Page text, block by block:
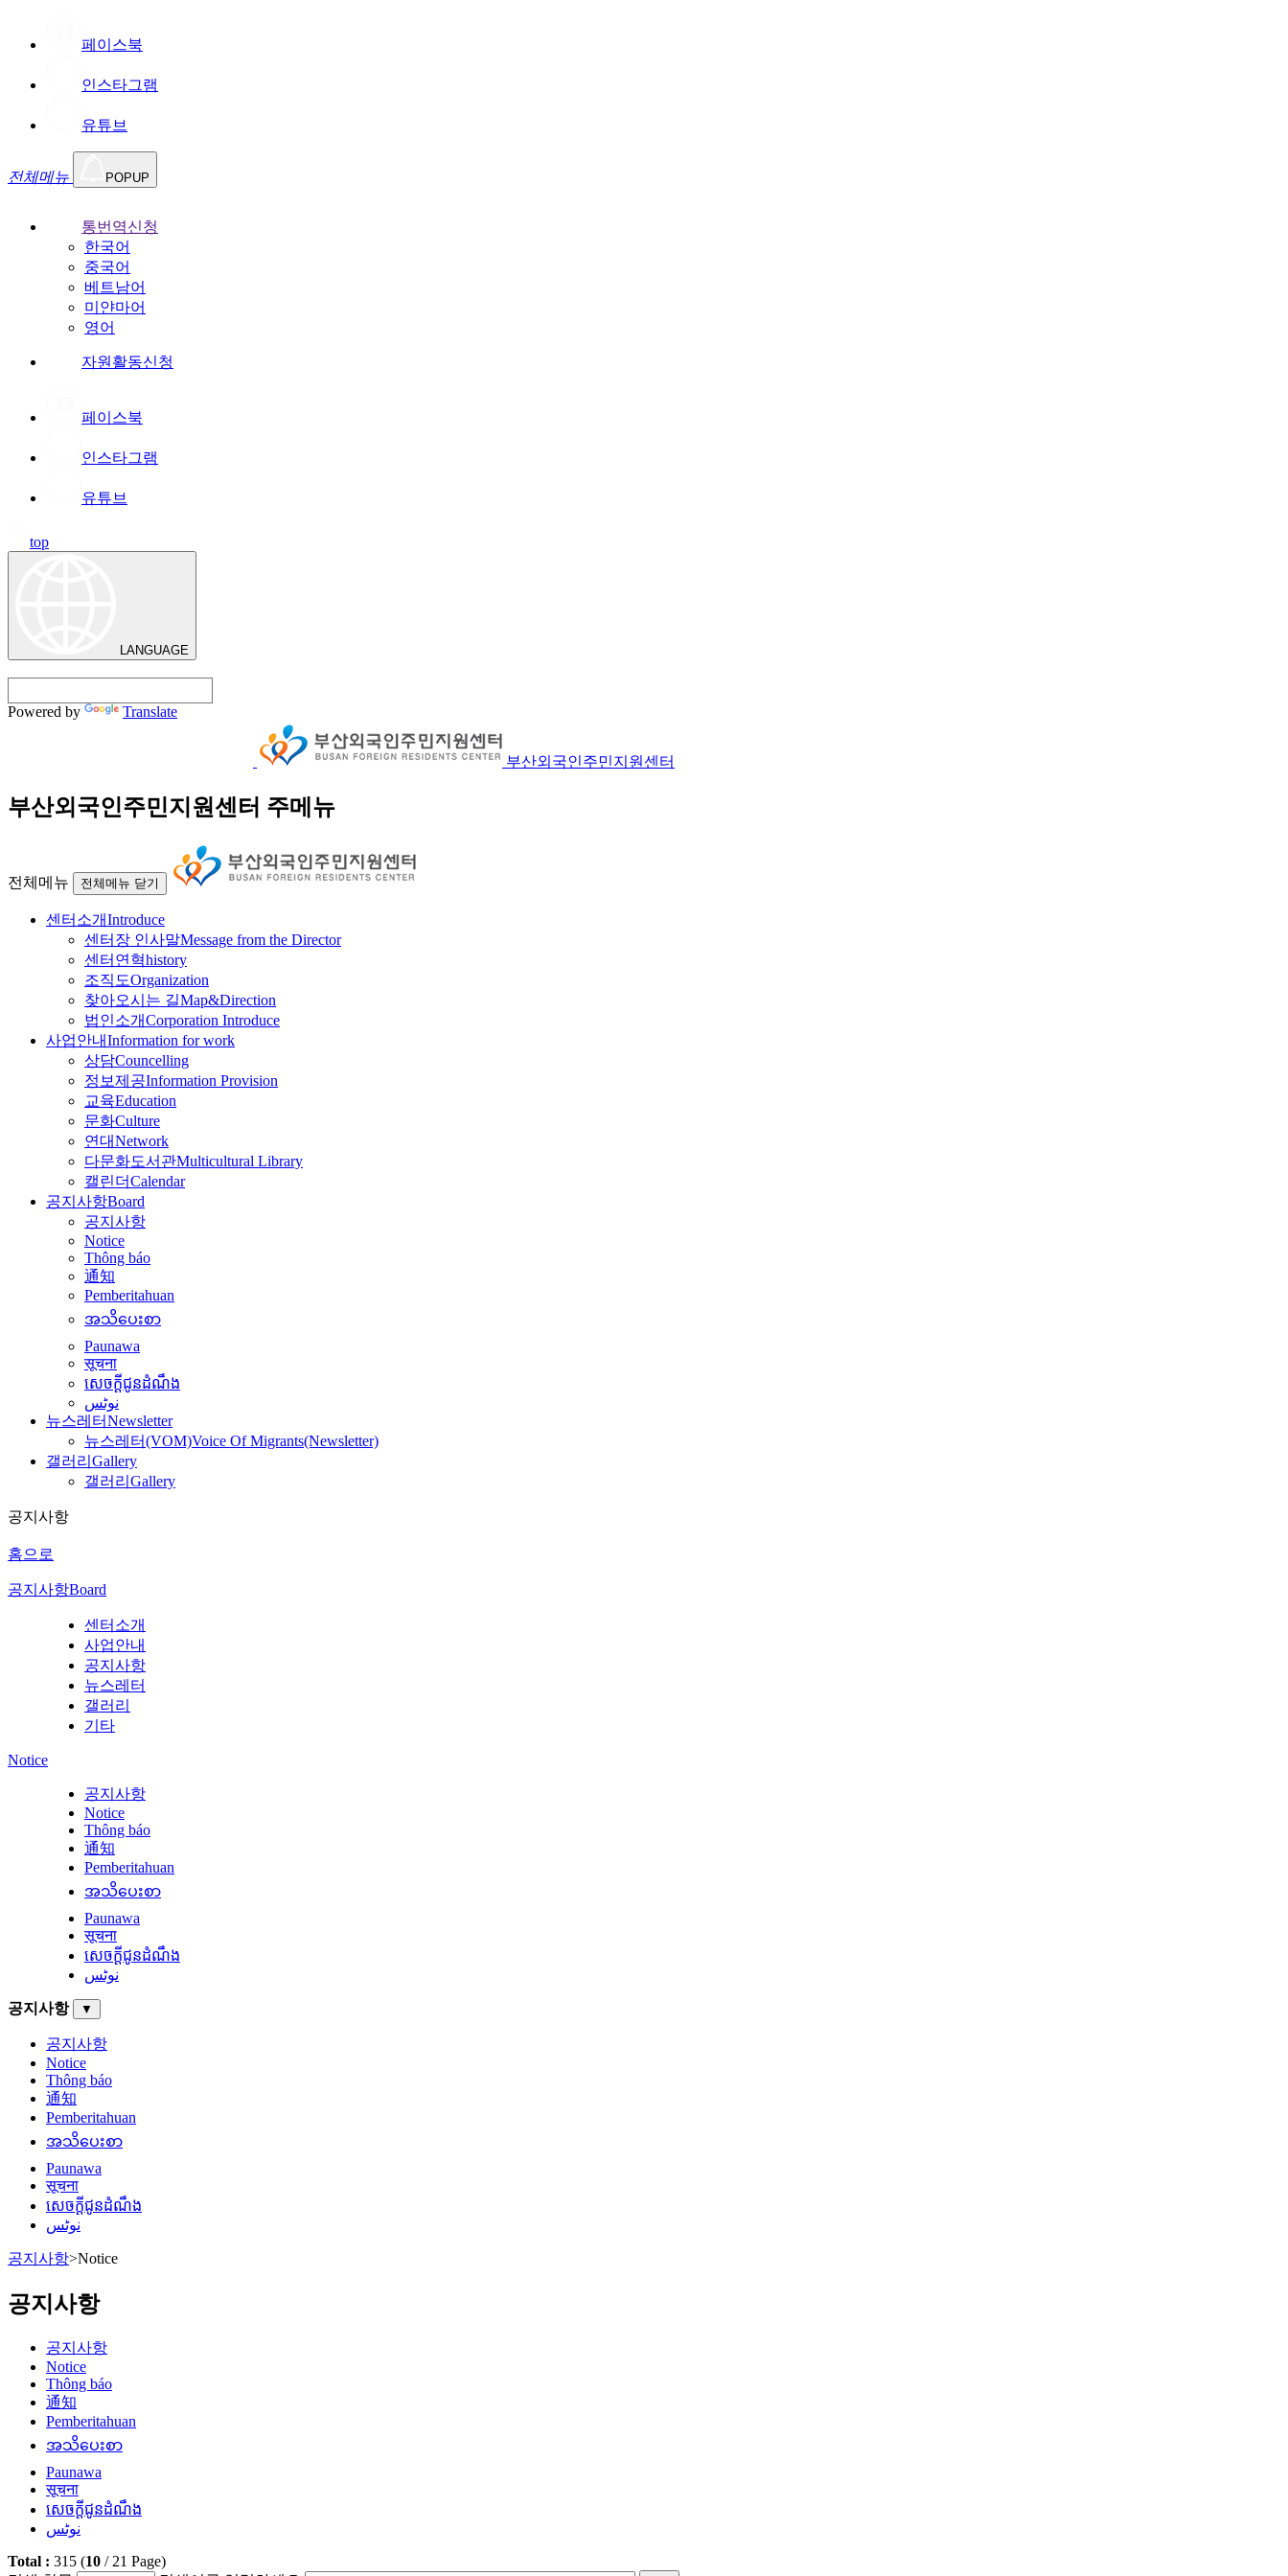
페이스북
인스타그램
유튜브
전체메뉴 POPUP
통번역신청
한국어
중국어
베트남어
미얀마어
영어
자원활동신청
페이스북
인스타그램
유튜브
top
LANGUAGE
Powered by Translate
부산외국인주민지원센터
부산외국인주민지원센터 주메뉴
전체메뉴 전체메뉴 닫기
센터소개Introduce
센터장 인사말Message from the Director
센터연혁history
조직도Organization
찾아오시는 길Map&Direction
법인소개Corporation Introduce
사업안내Information for work
상담Councelling
정보제공Information Provision
교육Education
문화Culture
연대Network
다문화도서관Multicultural Library
캘린더Calendar
공지사항Board
공지사항
Notice
Thông báo
通知
Pemberitahuan
အသိပေးစာ
Paunawa
सूचना
សេចក្តីជូនដំណឹង
نوٹس
뉴스레터Newsletter
뉴스레터(VOM)Voice Of Migrants(Newsletter)
갤러리 Gallery
갤러리 Gallery
공지사항
홈으로
공지사항Board
센터소개
사업안내
공지사항
뉴스레터
갤러리
기타
Notice
공지사항
Notice
Thông báo
通知
Pemberitahuan
အသိပေးစာ
Paunawa
सूचना
សេចក្តីជូនដំណឹង
نوٹس
공지사항 ▼
공지사항
Notice
Thông báo
通知
Pemberitahuan
အသိပေးစာ
Paunawa
सूचना
សេចក្តីជូនដំណឹង
نوٹس
공지사항>Notice
공지사항
공지사항
Notice
Thông báo
通知
Pemberitahuan
အသိပေးစာ
Paunawa
सूचना
សេចក្តីជូនដំណឹង
نوٹس
Total : 315 (10 / 21 Page)